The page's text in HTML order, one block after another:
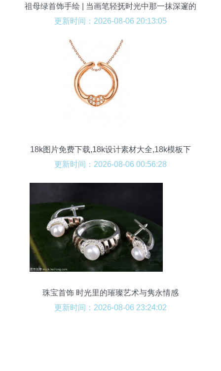
祖母绿首饰手绘 | 当画笔轻抚时光中那一抹深邃的
绿
更新时间：2026-08-06 20:13:05
18k图片免费下载,18k设计素材大全,18k模板下
载,18k图库-图行天下www.photophoto.cn
更新时间：2026-08-06 00:56:28
珠宝首饰 时光里的璀璨艺术与隽永情感
更新时间：2026-08-06 23:24:02